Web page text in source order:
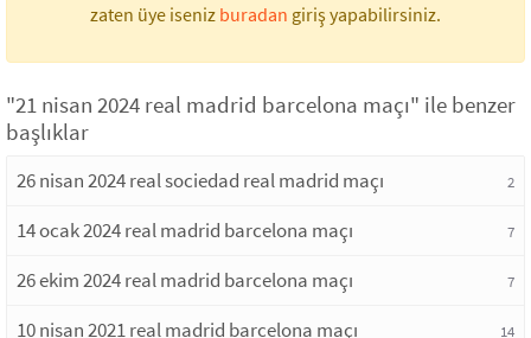
zaten üye iseniz buradan giriş yapabilirsiniz.
"21 nisan 2024 real madrid barcelona maçı" ile benzer
başlıklar
26 nisan 2024 real sociedad real madrid maçı 2
14 ocak 2024 real madrid barcelona maçı 7
26 ekim 2024 real madrid barcelona maçı 7
10 nisan 2021 real madrid barcelona maçı 14